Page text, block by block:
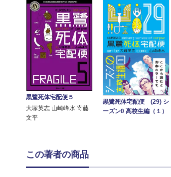
黒鷺死体宅配便５
大塚英志 山崎峰水 寄藤
文平
黒鷺死体宅配便 (29) シ
ーズン0 高校生編（１）
この著者の商品